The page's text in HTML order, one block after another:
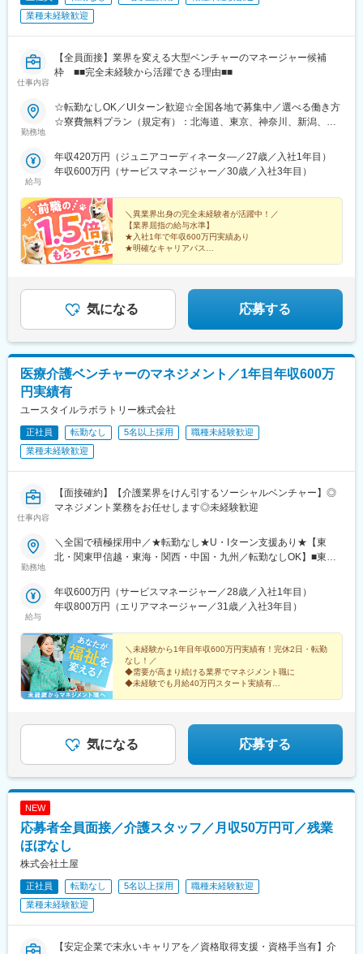
駅、南越谷駅、朝霞台駅、本川越駅、八木崎駅、京成西船駅、本
前駅、西松本駅、市役所前駅(長野県)、岐阜駅、新静岡駅、浜松
駅、近鉄名古屋駅、千種駅、東別院駅、近鉄四日市駅、大津駅、
天王寺駅前駅、福島駅(大阪環状線)、西中島南方駅、ＪＲ淡路駅、
昭和町駅(大阪府)、枚方公園駅、大阪ビジネスパーク駅、本町駅、
駅、横川駅、的場町駅、高松駅(香川県)、西鉄福岡駅、祇園駅(福
岡県)、平和通駅、黒崎駅前駅、長崎駅前駅、通町筋駅、新水前寺
条駅、仙台駅、仙台駅(地下鉄)、川越市駅、新千葉駅、栄町駅(千
葉県)、京成八幡駅、末広町駅(東京都)、府中競馬正門前駅、馬車
道駅、梶が谷駅、反町駅、電鉄富山駅・エスタ前駅、北松本駅、
日吉町駅、第一通り駅、太閤通駅、車道駅、四日市駅、びわ湖浜
大津駅、大宮駅(京都府)、清水五条駅、西大路三条駅、桃山駅、阿
阪府)、長堀橋駅、西川緑道公園駅、横川駅(広島県)、猿猴橋町
駅、片原町駅(香川県)、市役所前駅(愛媛県)、中洲川端駅、天神南
駅、西黒崎駅、旦過駅、長崎駅(長崎県)、九品寺交差点駅、国府駅
業種未経験歓迎
仕事内容
【全員面接】業界を変える大型ベンチャーのマネージャー候補
枠 ■■完全未経験から活躍できる理由■■
勤務地
☆転勤なしOK／UIターン歓迎☆全国各地で募集中／選べる働き方
☆寮費無料プラン（規定有）：北海道、東京、神奈川、新潟、三
ス】◇地元採用・転勤なし可■東北／北海道、青森、岩手、宮城、
山形、福島■関東甲信越／茨城、栃木、群馬、埼玉、千葉、東京、
神奈川、新潟、富山、山梨、長野■東海／岐阜、静岡、愛知、三重
山、広島、山口、徳島、香川、愛媛、高知■九州／福岡、佐賀、長
崎、熊本、大分、宮崎、鹿児島、沖縄☆江戸川・川崎・湘南・川
越・香川・徳島・青森・多摩川にて新規オープン★別事業へのキ
ャリアチェンジによる昇格可能☆ページ下部「勤務地の一例」も
ご参照ください【2／全国マネージャーコース】◆全国募集／引越
在地はHP参照⇒養成期間後の勤務地は現在お住まいの地域又はジ
ェネラルマネージャーと相談の上決定◆引越し手当支給・家賃無
料の借り上げ社宅提供☆早期キャリアアップしたい方に最適なポ
ジション
給与
年収420万円（ジュニアコーディネータ―／27歳／入社1年目）
年収600万円（サービスマネージャー／30歳／入社3年目）
＼異業界出身の完全未経験者が活躍中！／
【業界屈指の給与水準】
★入社1年で年収600万円実績あり
★明確なキャリアパス
気になる 応募する
医療介護ベンチャーのマネジメント／1年目年収600万
円実績有
ユースタイルラボラトリー株式会社
正社員 転勤なし 5名以上採用
職種未経験歓迎
業種未経験歓迎
仕事内容
【面接確約】【介護業界をけん引するソーシャルベンチャー】◎
マネジメント業務をお任せします◎未経験歓迎
勤務地
＼全国で積極採用中／★転勤なし★U・Iターン支援あり★【東
北・関東甲信越・東海・関西・中国・九州／転勤なしOK】■東北
木、群馬、埼玉、千葉、東京、神奈川、新潟、富山、山梨、長野■
東海／岐阜、静岡、愛知、三重■関西／滋賀、京都、大阪、兵庫、
奈良、和歌山■中国・四国／岡山、広島、山口、徳島、香川、愛
沖縄★【エリア勤務希望・移住希望の方優遇】：サポート制度も
充実していますので、現在のお住まいに関わらずご希望をお知ら
せください！☆『寮費無料プラン』あり（規定有）：下記勤務地
希望・移住希望の方はお気軽にご相談ください！※【北海道】【東
京都】【神奈川県】【新潟県】【三重県】【滋賀県】【沖縄県】
用会社負担等の移住支援あり（規定有）・U・Iターン転勤希望者
への1年間の支援あり（規定有）★江戸川・川崎・湘南・川越・香
川・徳島・青森にて新規事業所オープン！
給与
年収600万円（サービスマネージャー／28歳／入社1年目）
年収800万円（エリアマネージャー／31歳／入社3年目）
＼未経験から1年目年収600万円実績有！完休2日・転勤
なし！／
◆需要が高まり続ける業界でマネジメント職に
◆未経験でも月給40万円スタート実績有
気になる 応募する
NEW
応募者全員面接／介護スタッフ／月収50万円可／残業
ほぼなし
株式会社土屋
正社員 転勤なし 5名以上採用
職種未経験歓迎
業種未経験歓迎
【安定企業で末永いキャリアを／資格取得支援・資格手当有】介